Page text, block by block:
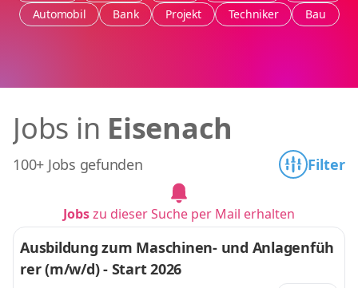
Automobil
Bank Projekt Techniker Bau
Jobs in Eisenach
100+ Jobs gefunden Filter
Jobszu dieser Suche per Mail erhalten
Ausbildung zum Maschinen- und Anlagenfüh
rer (m/w/d) - Start 2026